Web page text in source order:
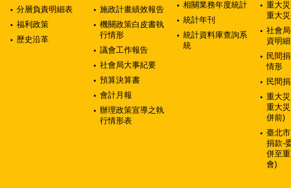
分層負責明細表
福利政策
歷史沿革
施政計畫績效報告
機關政策白皮書執
行情形
議會工作報告
社會局大事紀要
預算決算書
會計月報
辦理政策宣導之執
行情形表
相關業務年度統計
統計年刊
統計資料庫查詢系
統
重大
重大
社會
資明細
民間
情形
民間
重大
重大
併前)
臺北
捐款-
併至
會)